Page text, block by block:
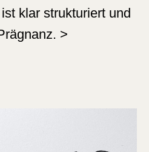
klar strukturiert und
>